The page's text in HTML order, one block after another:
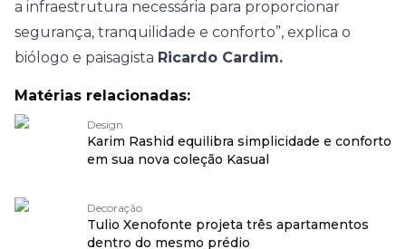
a infraestrutura necessária para proporcionar
segurança, tranquilidade e conforto”, explica o
biólogo e paisagista Ricardo Cardim.
Matérias relacionadas:
Design
Karim Rashid equilibra simplicidade e conforto
em sua nova coleção Kasual
Decoração
Tulio Xenofonte projeta três apartamentos
dentro do mesmo prédio